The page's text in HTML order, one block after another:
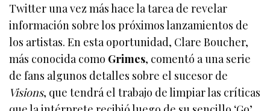
Twitter una vez más hace la tarea de revelar
información sobre los próximos lanzamientos de
los artistas. En esta oportunidad, Clare Boucher,
más conocida como Grimes, comentó a una serie
de fans algunos detalles sobre el sucesor de
Visions, que tendrá el trabajo de limpiar las críticas